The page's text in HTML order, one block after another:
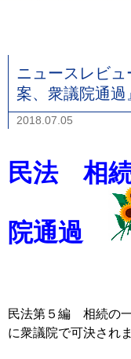
ニュースレビ
案、衆議院通過
2018.07.05
民法 相続
院通過
民法第５編 相続の
に衆議院で可決され